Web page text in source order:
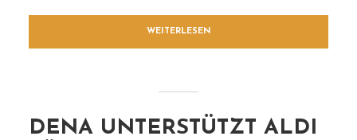
WEITERLESEN
DENA UNTERSTÜTZT ALDI